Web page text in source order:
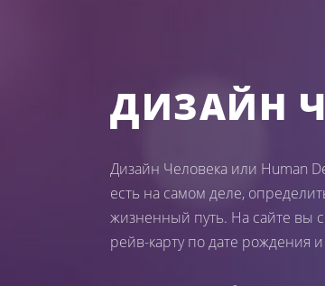
ДИЗАЙН
Дизайн Человека или Human
есть на самом деле,
жизненный путь. На сайте вы
рейв-карту по дате рождения